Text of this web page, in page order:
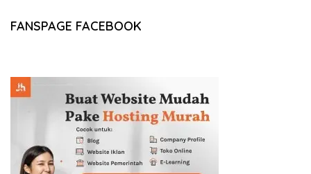
FANSPAGE FACEBOOK